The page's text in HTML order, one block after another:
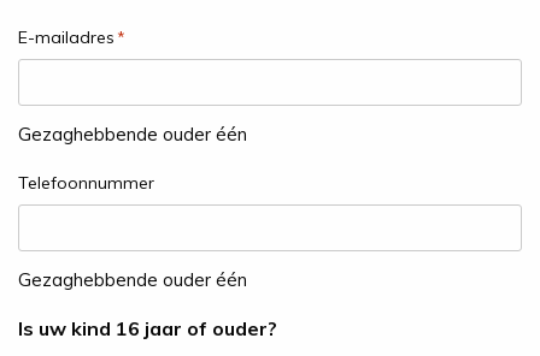
E-mailadres *
Gezaghebbende ouder één
Telefoonnummer
Gezaghebbende ouder één
Is uw kind 16 jaar of ouder?